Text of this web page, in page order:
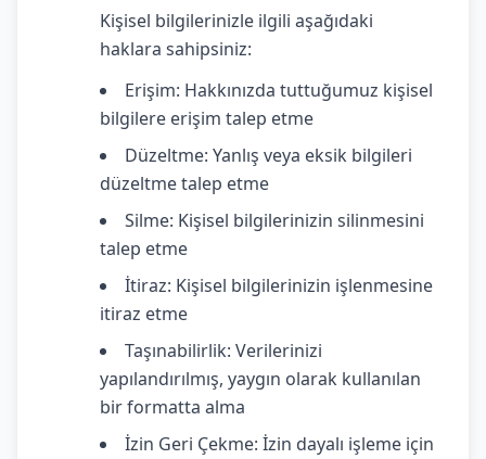
Kişisel bilgilerinizle ilgili aşağıdaki
haklara sahipsiniz:
Erişim: Hakkınızda tuttuğumuz kişisel
bilgilere erişim talep etme
Düzeltme: Yanlış veya eksik bilgileri
düzeltme talep etme
Silme: Kişisel bilgilerinizin silinmesini
talep etme
İtiraz: Kişisel bilgilerinizin işlenmesine
itiraz etme
Taşınabilirlik: Verilerinizi
yapılandırılmış, yaygın olarak kullanılan
bir formatta alma
İzin Geri Çekme: İzin dayalı işleme için